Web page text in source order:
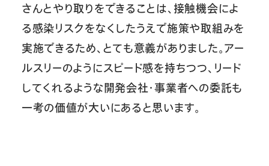
さんとやり取りをできることは、接触機会によ
る感染リスクをなくしたうえで施策や取組みを
実施できるため、とても意義がありました。アー
ルスリーのようにスピード感を持ちつつ、リード
してくれるような開発会社・事業者への委託も
一考の価値が大いにあると思います。